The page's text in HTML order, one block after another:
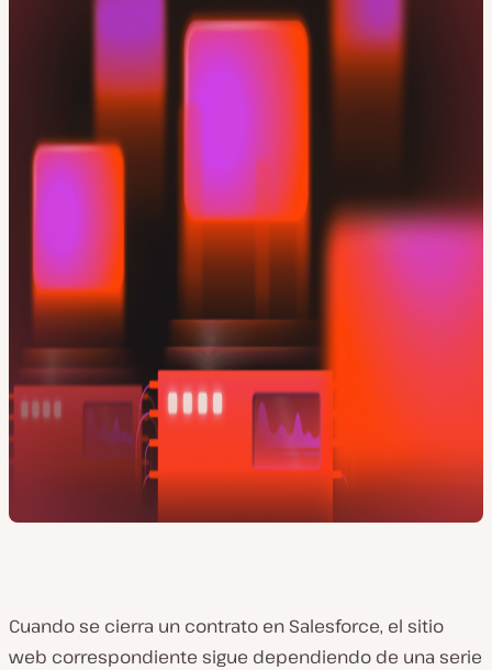
Cuando se cierra un contrato en Salesforce, el sitio
web correspondiente sigue dependiendo de una serie